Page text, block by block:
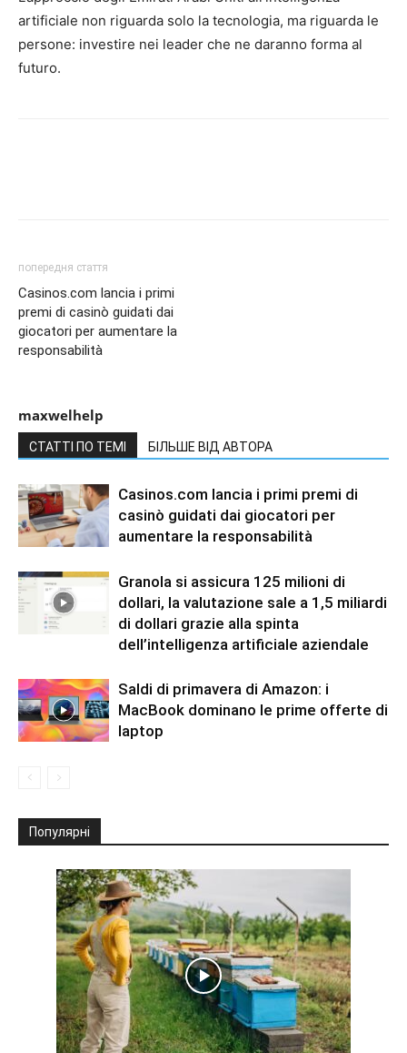
artificiale non riguarda solo la tecnologia, ma riguarda le
persone: investire nei leader che ne daranno forma al
futuro.
попередня стаття
Casinos.com lancia i primi
premi di casinò guidati dai
giocatori per aumentare la
responsabilità
maxwelhelp
СТАТТІ ПО ТЕМІ БІЛЬШЕ ВІД АВТОРА
Casinos.com lancia i primi premi di
casinò guidati dai giocatori per
aumentare la responsabilità
Granola si assicura 125 milioni di
dollari, la valutazione sale a 1,5 miliardi
di dollari grazie alla spinta
dell’intelligenza artificiale aziendale
Saldi di primavera di Amazon: i
MacBook dominano le prime offerte di
laptop
Популярні